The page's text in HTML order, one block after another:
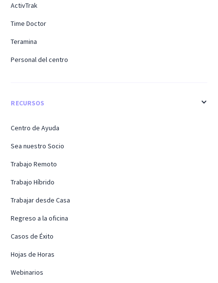
ActivTrak
Time Doctor
Teramina
Personal del centro
RECURSOS
Centro de Ayuda
Sea nuestro Socio
Trabajo Remoto
Trabajo Híbrido
Trabajar desde Casa
Regreso a la oficina
Casos de Éxito
Hojas de Horas
Webinarios